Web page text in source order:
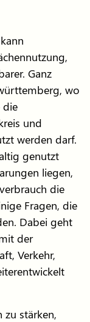
Ganz
wo
die
und
werden darf.
genutzt
liegen,
die
Fragen, die
Dabei geht
der
Verkehr,
zu stärken,